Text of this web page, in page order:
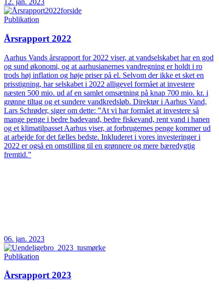
12. jan. 2023
Publikation
Årsrapport 2022
Aarhus Vands årsrapport for 2022 viser, at vandselskabet har en god
og sund økonomi, og at aarhusianernes vandregning er holdt i ro
trods høj inflation og høje priser på el. Selvom der ikke et sket en
prisstigning, har selskabet i 2022 alligevel formået at investere
næsten 500 mio. ud af en samlet omsætning på knap 700 mio. kr. i
grønne tiltag og et sundere vandkredsløb. Direktør i Aarhus Vand,
Lars Schrøder, siger om dette: ”At vi har formået at investere så
mange penge i bedre badevand, bedre fiskevand, rent vand i hanen
og et klimatilpasset Aarhus viser, at forbrugernes penge kommer ud
at arbejde for det fælles bedste. Inkluderet i vores investeringer i
2022 er også en omstilling til en grønnere og mere bæredygtig
fremtid.”
06. jan. 2023
Publikation
Årsrapport 2023